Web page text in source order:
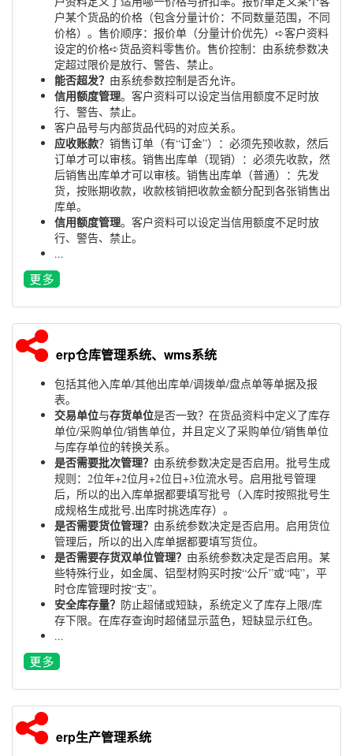
户某个货品的价格（包含分量计价：不同数量范围，不同
价格）。售价顺序：报价单（分量计价优先）➪客户资料
设定的价格➪货品资料零售价。售价控制：由系统参数决
定超过限价是放行、警告、禁止。
能否超发？ 由系统参数控制是否允许。
信用额度管理。客户资料可以设定当信用额度不足时放
行、警告、禁止。
客户品号与内部货品代码的对应关系。
应收账款？销售订单（有“订金”）：必须先预收款，然后
订单才可以审核。销售出库单（现销）：必须先收款，然
后销售出库单才可以审核。销售出库单（普通）：先发
货，按账期收款，收款核销把收款金额分配到各张销售出
库单。
信用额度管理。客户资料可以设定当信用额度不足时放
行、警告、禁止。
...
erp仓库管理系统、wms系统
包括其他入库单/其他出库单/调拨单/盘点单等单据及报
表。
交易单位与存货单位是否一致？在货品资料中定义了库存
单位/采购单位/销售单位，并且定义了采购单位/销售单位
与库存单位的转换关系。
是否需要批次管理？ 由系统参数决定是否启用。批号生成
规则：2位年+2位月+2位日+3位流水号。启用批号管理
后，所以的出入库单据都要填写批号（入库时按照批号生
成规格生成批号,出库时挑选库存）。
是否需要货位管理？ 由系统参数决定是否启用。启用货位
管理后，所以的出入库单据都要填写货位。
是否需要存货双单位管理？ 由系统参数决定是否启用。某
些特殊行业，如金属、铝型材购买时按“公斤”或“吨”，平
时仓库管理时按“支”。
安全库存量？ 防止超储或短缺，系统定义了库存上限/库
存下限。在库存查询时超储显示蓝色，短缺显示红色。
...
erp生产管理系统